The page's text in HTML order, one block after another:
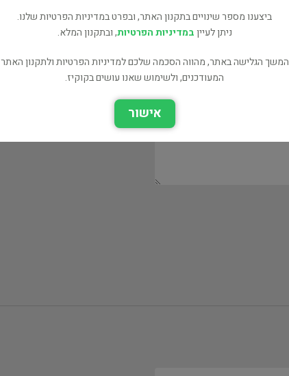
ביצענו מספר שינויים בתקנון האתר, ובפרט במדיניות הפרטיות שלנו.
ניתן לעייןבמדיניות הפרטיות, ובתקנון המלא.
המשך הגלישה באתר, מהווה הסכמה שלכם למדיניות הפרטיות ולתקנון האתר
המעודכנים, ולשימוש שאנו עושים בקוקיז.
אישור